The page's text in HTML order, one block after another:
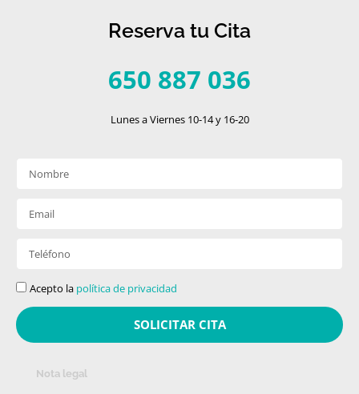
Reserva tu Cita
650 887 036
Lunes a Viernes 10-14 y 16-20
Acepto la política de privacidad
SOLICITAR CITA
Nota legal